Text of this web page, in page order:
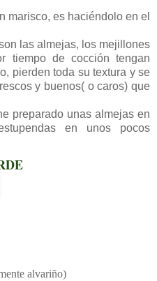
marisco, es haciéndolo en el
las almejas, los mejillones
tiempo de cocción tengan
pierden toda su textura y se
y buenos( o caros) que
preparado unas almejas en
en unos pocos
alvariño)